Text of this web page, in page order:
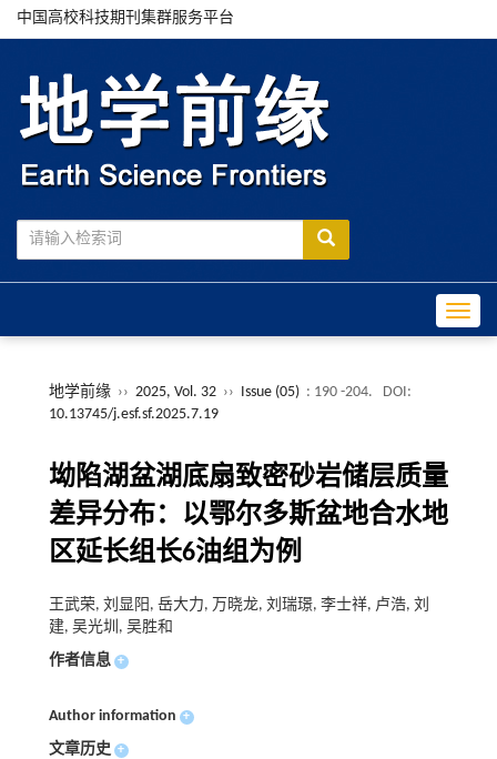
中国高校科技期刊集群服务平台
地学前缘 ›› 2025, Vol. 32 ›› Issue (05) : 190 -204.
DOI:
10.13745/j.esf.sf.2025.7.19
坳陷湖盆湖底扇致密砂岩储层质量
差异分布：以鄂尔多斯盆地合水地
区延长组长6油组为例
王武荣, 刘显阳, 岳大力, 万晓龙, 刘瑞璟, 李士祥, 卢浩, 刘
建, 吴光圳, 吴胜和
作者信息 +
Author information +
文章历史 +